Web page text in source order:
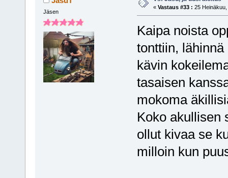
Jäsen
« Vastaus #33 : 25
Kaipa noista
tonttiin,
kävin
tasaisen
mokoma
Koko akullisen
ollut kivaa se
milloin kun